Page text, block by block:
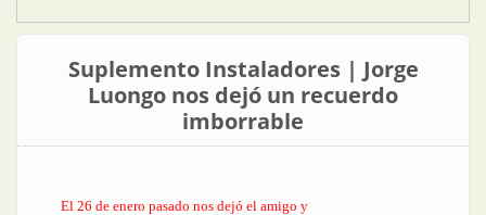
Suplemento Instaladores | Jorge
Luongo nos dejó un recuerdo
imborrable
El 26 de enero pasado nos dejó el amigo y